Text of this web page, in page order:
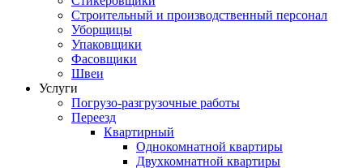
Строительный и производственный персонал
Уборщицы
Упаковщики
Фасовщики
Швеи
Услуги
Погрузо-разгрузочные работы
Переезд
Квартирный
Однокомнатной квартиры
Двухкомнатной квартиры